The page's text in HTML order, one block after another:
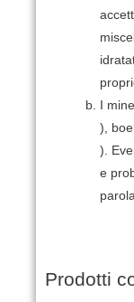
I
),
).
e
Prodotti